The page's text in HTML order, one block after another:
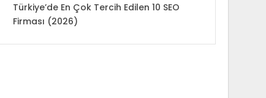
Türkiye’de En Çok Tercih Edilen 10 SEO
Firması (2026)